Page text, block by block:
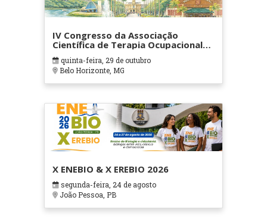
IV Congresso da Associação
Científica de Terapia Ocupacional
em Contextos Hospitalares e
Cuidados Paliativos - ATOHOSP
quinta-feira, 29 de outubro
Belo Horizonte, MG
X ENEBIO & X EREBIO 2026
segunda-feira, 24 de agosto
João Pessoa, PB